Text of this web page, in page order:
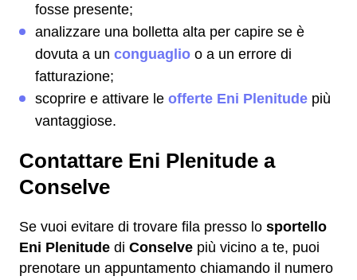
fosse presente;
analizzare una bolletta alta per capire se è
dovuta a un conguaglio o a un errore di
fatturazione;
scoprire e attivare le offerte Eni Plenitude più
vantaggiose.
Contattare Eni Plenitude a
Conselve
Se vuoi evitare di trovare fila presso lo sportello
Eni Plenitude di Conselve più vicino a te, puoi
prenotare un appuntamento chiamando il numero